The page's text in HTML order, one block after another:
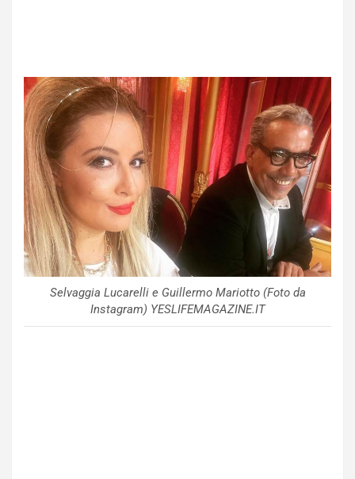
Selvaggia Lucarelli e Guillermo Mariotto (Foto da
Instagram) YESLIFEMAGAZINE.IT